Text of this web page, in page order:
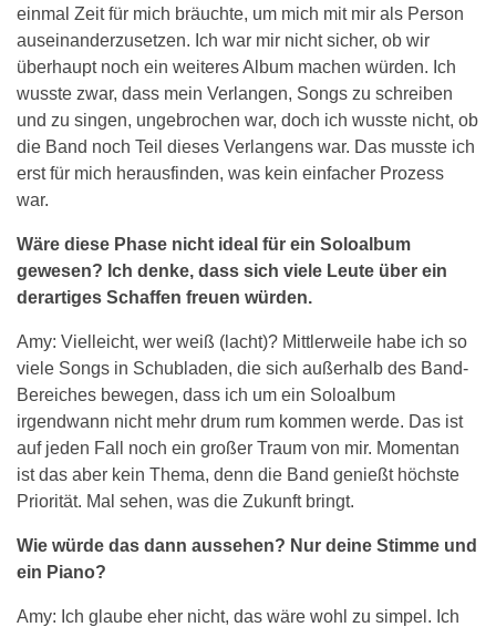
einmal Zeit für mich bräuchte, um mich mit mir als Person
auseinanderzusetzen. Ich war mir nicht sicher, ob wir
überhaupt noch ein weiteres Album machen würden. Ich
wusste zwar, dass mein Verlangen, Songs zu schreiben
und zu singen, ungebrochen war, doch ich wusste nicht, ob
die Band noch Teil dieses Verlangens war. Das musste ich
erst für mich herausfinden, was kein einfacher Prozess
war.
Wäre diese Phase nicht ideal für ein Soloalbum
gewesen? Ich denke, dass sich viele Leute über ein
derartiges Schaffen freuen würden.
Amy: Vielleicht, wer weiß (lacht)? Mittlerweile habe ich so
viele Songs in Schubladen, die sich außerhalb des Band-
Bereiches bewegen, dass ich um ein Soloalbum
irgendwann nicht mehr drum rum kommen werde. Das ist
auf jeden Fall noch ein großer Traum von mir. Momentan
ist das aber kein Thema, denn die Band genießt höchste
Priorität. Mal sehen, was die Zukunft bringt.
Wie würde das dann aussehen? Nur deine Stimme und
ein Piano?
Amy: Ich glaube eher nicht, das wäre wohl zu simpel. Ich